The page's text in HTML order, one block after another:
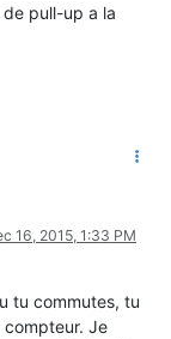
pull-up a la
16, 2015, 1:33 PM
tu commutes, tu
Je